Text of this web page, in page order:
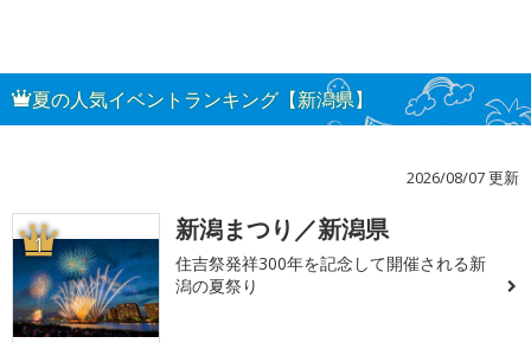
夏の人気イベントランキング【新潟県】
2026/08/07 更新
1 新潟まつり／新潟県
住吉祭発祥300年を記念して開催される新
潟の夏祭り